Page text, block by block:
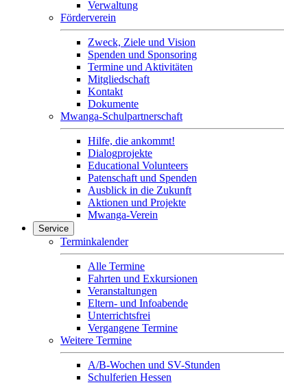
Verwaltung
Förderverein
Zweck, Ziele und Vision
Spenden und Sponsoring
Termine und Aktivitäten
Mitgliedschaft
Kontakt
Dokumente
Mwanga-Schulpartnerschaft
Hilfe, die ankommt!
Dialogprojekte
Educational Volunteers
Patenschaft und Spenden
Ausblick in die Zukunft
Aktionen und Projekte
Mwanga-Verein
Service
Terminkalender
Alle Termine
Fahrten und Exkursionen
Veranstaltungen
Eltern- und Infoabende
Unterrichtsfrei
Vergangene Termine
Weitere Termine
A/B-Wochen und SV-Stunden
Schulferien Hessen